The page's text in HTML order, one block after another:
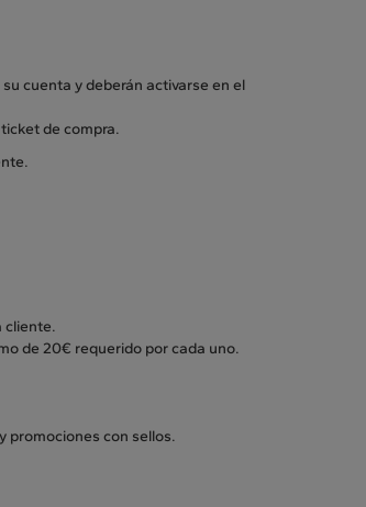
cuenta y deberán activarse en el
de compra.
cliente.
de 20€ requerido por cada uno.
promociones con sellos.